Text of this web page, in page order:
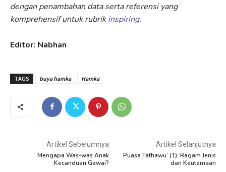
dengan penambahan data serta referensi yang
komprehensif untuk rubrikinspiring.
Editor: Nabhan
TAGS buya hamka Hamka
Artikel Sebelumnya
Mengapa Was-was Anak
Kecanduan Gawai?
Artikel Selanjutnya
Puasa Tathawu’ (1): Ragam Jenis
dan Keutamaan